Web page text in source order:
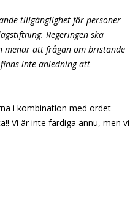
tillgänglighet för personer
Regeringen ska
menar att frågan om bristande
inte anledning att
i kombination med ordet
Vi är inte färdiga ännu, men vi